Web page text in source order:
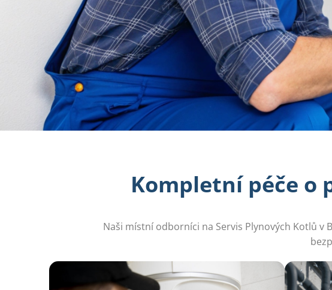
Kompletní péče o
Naši místní odborníci na Servis Plynových Kotlů v